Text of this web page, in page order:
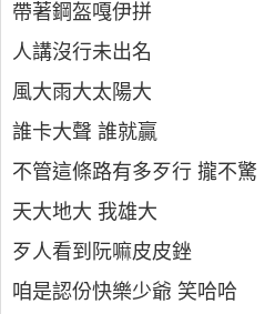
帶著鋼盔嘎伊拼
人講沒行未出名
風大雨大太陽大
誰卡大聲 誰就贏
不管這條路有多歹行 攏不驚
天大地大 我雄大
歹人看到阮嘛皮皮銼
咱是認份快樂少爺 笑哈哈